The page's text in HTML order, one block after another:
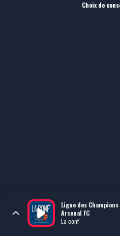
Choix de
Ligue des
Arsenal FC
La conf'